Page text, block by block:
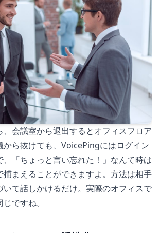
、会議室から退出するとオフィスフロア
から抜けても、VoicePingにはログイン
、「ちょっと言い忘れた！」なんて時は
捕まえることができますよ。方法は相手
いて話しかけるだけ。実際のオフィスで
ですね。